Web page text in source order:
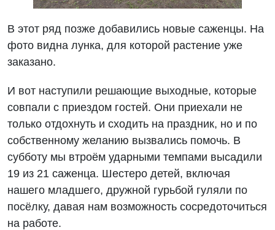
В этот ряд позже добавились новые саженцы. На
фото видна лунка, для которой растение уже
заказано.
И вот наступили решающие выходные, которые
совпали с приездом гостей. Они приехали не
только отдохнуть и сходить на праздник, но и по
собственному желанию вызвались помочь. В
субботу мы втроём ударными темпами высадили
19 из 21 саженца. Шестеро детей, включая
нашего младшего, дружной гурьбой гуляли по
посёлку, давая нам возможность сосредоточиться
на работе.